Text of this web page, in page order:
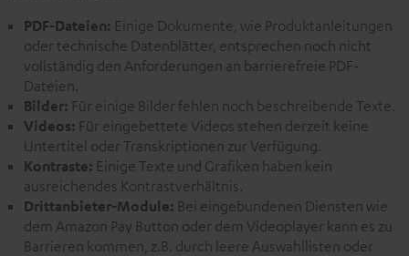
PDF-Dateien: Einige Dokumente, wie Produktanleitungen
oder technische Datenblätter, entsprechen noch nicht
vollständig den Anforderungen an barrierefreie PDF-
Dateien.
Bilder: Für einige Bilder fehlen noch beschreibende Texte.
Videos: Für eingebettete Videos stehen derzeit keine
Untertitel oder Transkriptionen zur Verfügung.
Kontraste: Einige Texte und Grafiken haben kein
ausreichendes Kontrastverhältnis.
Drittanbieter-Module: Bei eingebundenen Diensten wie
dem Amazon Pay Button oder dem Videoplayer kann es zu
Barrieren kommen, z.B. durch leere Auswahllisten oder